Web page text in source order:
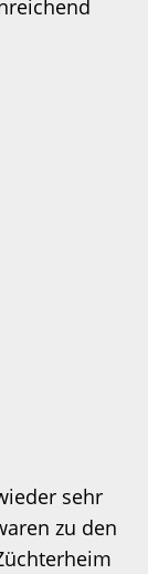
sehr
zu den